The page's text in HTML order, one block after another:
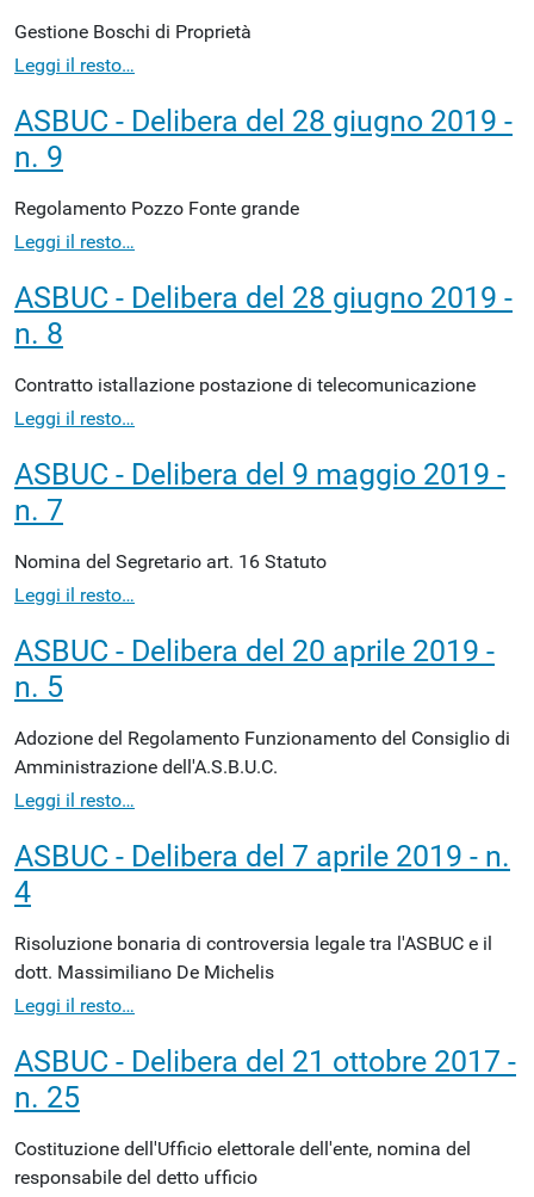
Gestione Boschi di Proprietà
Leggi il resto…
ASBUC - Delibera del 28 giugno 2019 -
n. 9
Regolamento Pozzo Fonte grande
Leggi il resto…
ASBUC - Delibera del 28 giugno 2019 -
n. 8
Contratto istallazione postazione di telecomunicazione
Leggi il resto…
ASBUC - Delibera del 9 maggio 2019 -
n. 7
Nomina del Segretario art. 16 Statuto
Leggi il resto…
ASBUC - Delibera del 20 aprile 2019 -
n. 5
Adozione del Regolamento Funzionamento del Consiglio di
Amministrazione dell'A.S.B.U.C.
Leggi il resto…
ASBUC - Delibera del 7 aprile 2019 - n.
4
Risoluzione bonaria di controversia legale tra l'ASBUC e il
dott. Massimiliano De Michelis
Leggi il resto…
ASBUC - Delibera del 21 ottobre 2017 -
n. 25
Costituzione dell'Ufficio elettorale dell'ente, nomina del
responsabile del detto ufficio